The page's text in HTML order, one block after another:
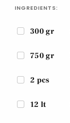
INGREDIENTS:
300 gr
750 gr
2 pcs
12 lt